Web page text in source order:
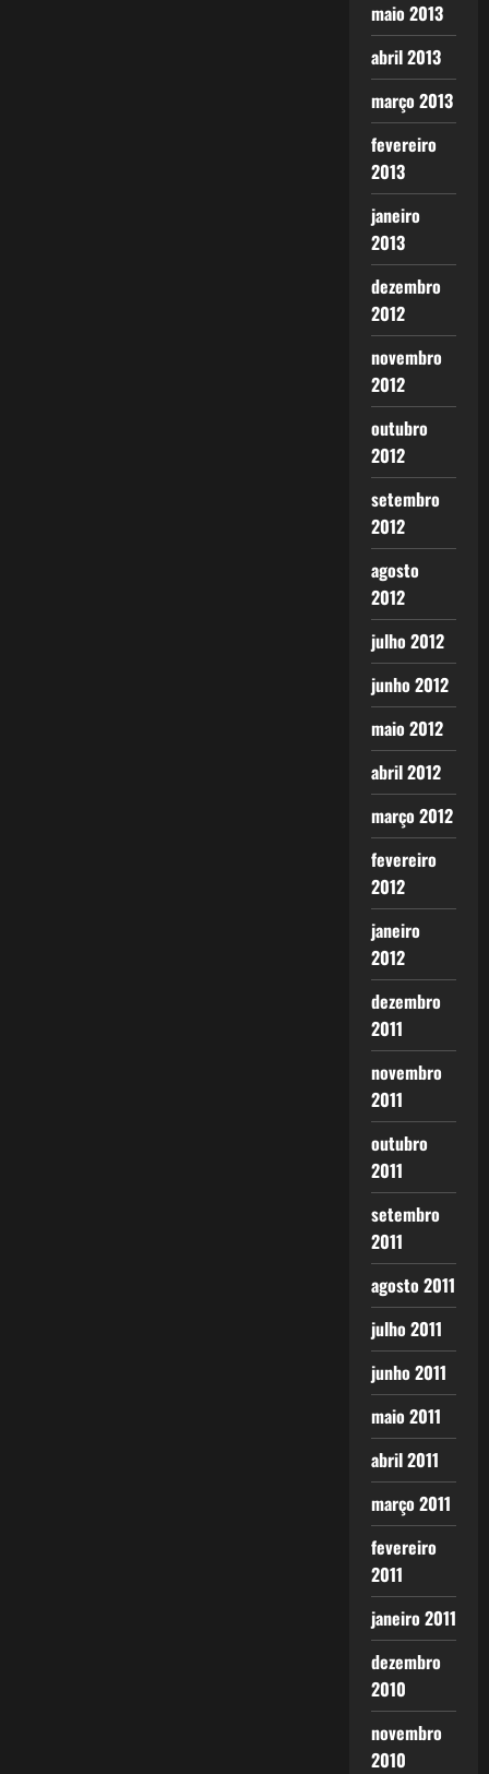
maio 2013
abril 2013
março 2013
fevereiro
2013
janeiro
2013
dezembro
2012
novembro
2012
outubro
2012
setembro
2012
agosto
2012
julho 2012
junho 2012
maio 2012
abril 2012
março 2012
fevereiro
2012
janeiro
2012
dezembro
2011
novembro
2011
outubro
2011
setembro
2011
agosto 2011
julho 2011
junho 2011
maio 2011
abril 2011
março 2011
fevereiro
2011
janeiro 2011
dezembro
2010
novembro
2010